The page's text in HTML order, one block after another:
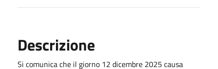
Descrizione
Si comunica che il giorno 12 dicembre 2025 causa